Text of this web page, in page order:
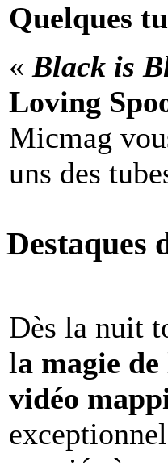
Quelques
« Black is
Loving
Micmag
uns des
Destaques
Dès la nuit
la magie
vidéo